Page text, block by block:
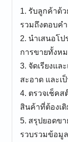
1. รับลูกค้าด้
รวมถึงตอบค
2. นำเสนอโ
การขายทั้งห
3. จัดเรียงแล
สะอาด และเ
4. ตรวจเช็ค
สินค้าที่ต้องเ
5. สรุปยอดข
รวบรวมข้อมู